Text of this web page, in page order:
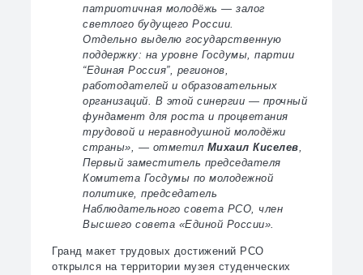
патриотичная молодёжь — залог
светлого будущего России.
Отдельно выделю государственную
поддержку: на уровне Госдумы, партии
“Единая Россия”, регионов,
работодателей и образовательных
организаций. В этой синергии — прочный
фундамент для роста и процветания
трудовой и неравнодушной молодёжи
страны», — отметил Михаил Киселев
Первый заместитель председателя
Комитета Госдумы по молодежной
политике, председатель
Наблюдательного совета РСО, член
Высшего совета «Единой России».
Гранд макет трудовых достижений РСО
открылся на территории музея студенческих